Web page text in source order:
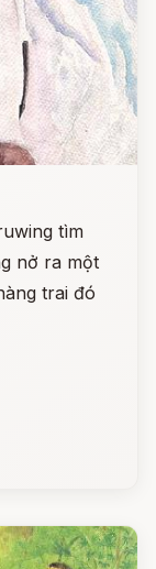
tìm
nở ra một
trai đó